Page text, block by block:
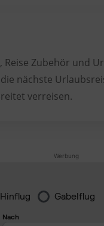
Zubehör und
nächste
verreisen.
Werbung